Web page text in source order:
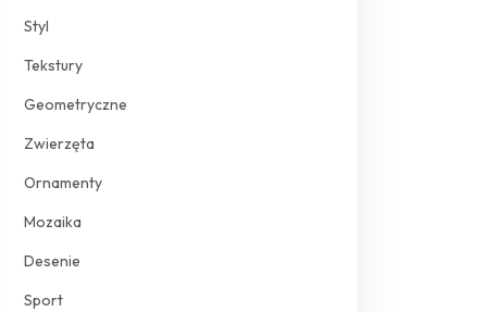
Styl
Tekstury
Geometryczne
Zwierzęta
Ornamenty
Mozaika
Desenie
Sport